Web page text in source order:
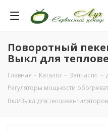
Поворотный
Выкл для
Главная - Каталог - Запчасти -
Регуляторы мощности
Вкл/Выкл для тепловентиляторов